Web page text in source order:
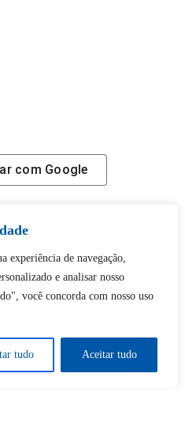
experiência de navegação,
e analisar nosso
você concorda com nosso uso
tudo Aceitar tudo
com Google
que deseja
publicação?
esquerda : 0